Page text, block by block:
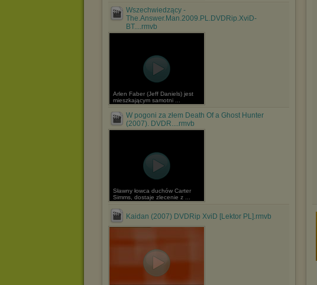
Wszechwiedzący -
The.Answer.Man.2009.PL.DVDRip.XviD-
BT....rmvb
Arlen Faber (Jeff Daniels) jest
mieszkającym samotni ...
W pogoni za złem Death Of a Ghost Hunter
(2007). DVDR....rmvb
Sławny łowca duchów Carter
Simms, dostaje zlecenie z ...
Kaidan (2007) DVDRip XviD [Lektor PL].rmvb